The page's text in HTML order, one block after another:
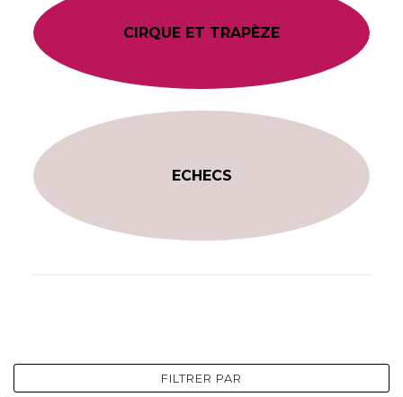
CIRQUE ET TRAPÈZE
ECHECS
FILTRER PAR